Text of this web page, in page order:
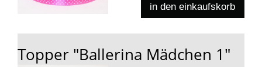
in den einkaufskorb
Topper "Ballerina Mädchen 1"